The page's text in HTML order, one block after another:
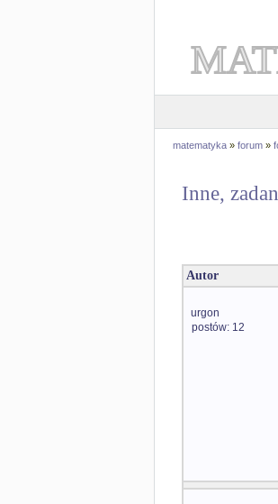
matematyka » forum »
Inne,
Autor
urgon
postów: 12